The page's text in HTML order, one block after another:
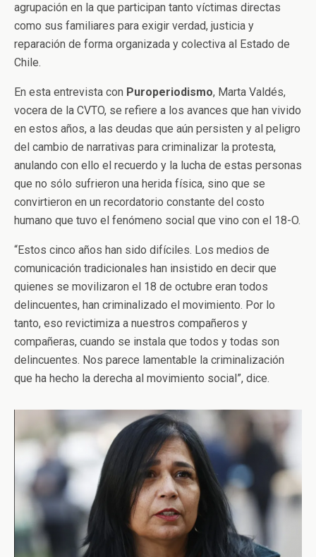
agrupación en la que participan tanto víctimas directas
como sus familiares para exigir verdad, justicia y
reparación de forma organizada y colectiva al Estado de
Chile.
En esta entrevista con Puroperiodismo, Marta Valdés,
vocera de la CVTO, se refiere a los avances que han vivido
en estos años, a las deudas que aún persisten y al peligro
del cambio de narrativas para criminalizar la protesta,
anulando con ello el recuerdo y la lucha de estas personas
que no sólo sufrieron una herida física, sino que se
convirtieron en un recordatorio constante del costo
humano que tuvo el fenómeno social que vino con el 18-O.
“Estos cinco años han sido difíciles. Los medios de
comunicación tradicionales han insistido en decir que
quienes se movilizaron el 18 de octubre eran todos
delincuentes, han criminalizado el movimiento. Por lo
tanto, eso revictimiza a nuestros compañeros y
compañeras, cuando se instala que todos y todas son
delincuentes. Nos parece lamentable la criminalización
que ha hecho la derecha al movimiento social”, dice.